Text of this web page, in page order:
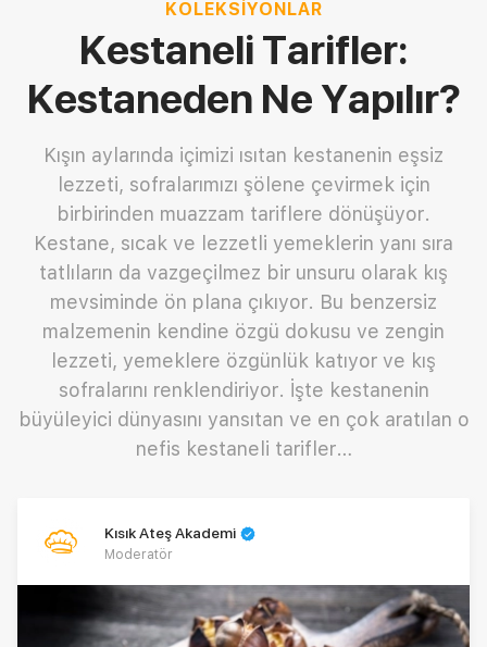
KOLEKSIYONLAR
Kestaneli Tarifler:
Kestaneden Ne Yapılır?
Kışın aylarında içimizi ısıtan kestanenin eşsiz
lezzeti, sofralarımızı şölene çevirmek için
birbirinden muazzam tariflere dönüşüyor.
Kestane, sıcak ve lezzetli yemeklerin yanı sıra
tatlıların da vazgeçilmez bir unsuru olarak kış
mevsiminde ön plana çıkıyor. Bu benzersiz
malzemenin kendine özgü dokusu ve zengin
lezzeti, yemeklere özgünlük katıyor ve kış
sofralarını renklendiriyor. İşte kestanenin
büyüleyici dünyasını yansıtan ve en çok aratılan o
nefis kestaneli tarifler…
Kısık Ateş Akademi
Moderatör